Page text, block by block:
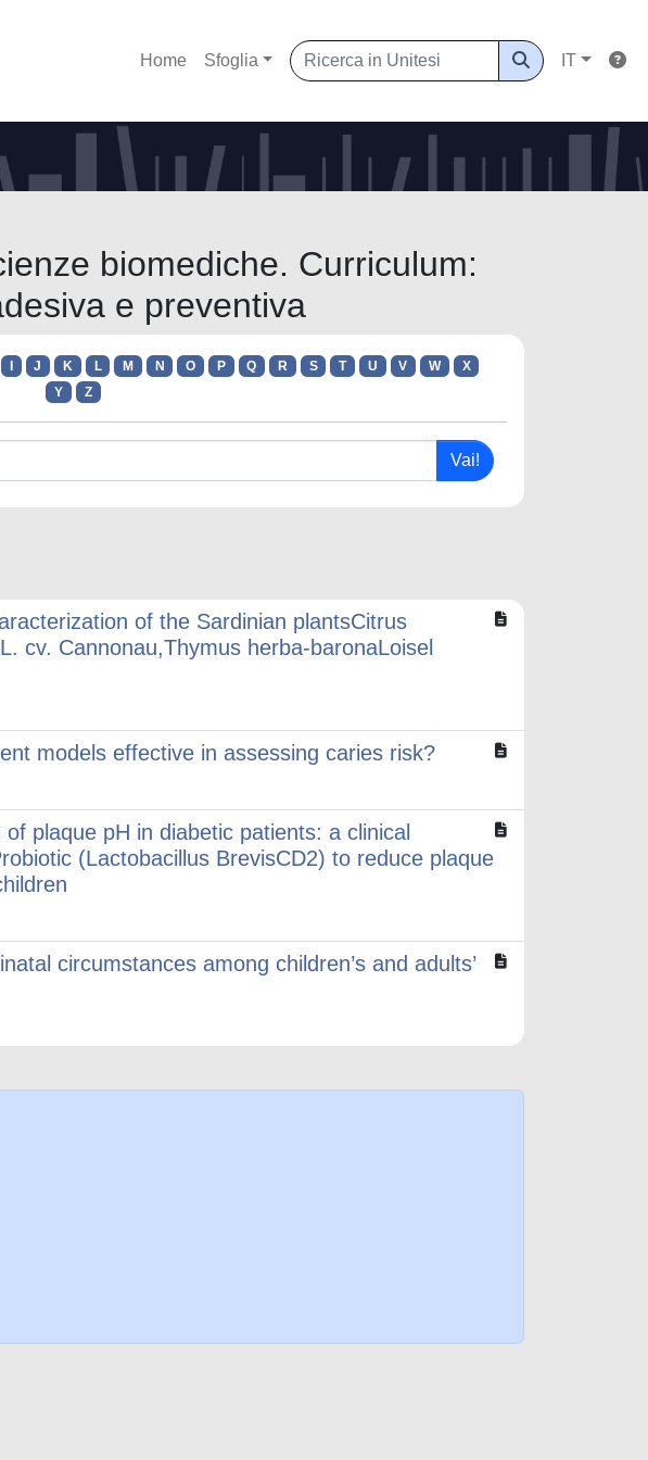
Home Sfoglia IT
biomediche. Curriculum:
e preventiva
J K L M N O P Q R S T U V W
X
Y
Z
of the Sardinian plantsCitrus
cv. Cannonau,Thymus herba-baronaLoisel
models effective in assessing caries risk?
plaque pH in diabetic patients: a clinical
(Lactobacillus BrevisCD2) to reduce plaque
circumstances among children’s and adults’